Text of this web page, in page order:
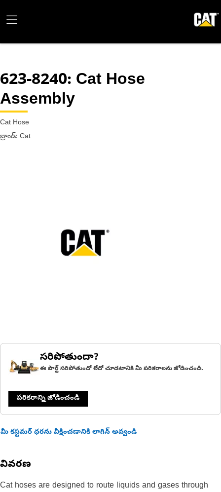
623-8240: Cat Hose
Assembly
Cat Hose
బ్రాండ్: Cat
సరిపోతుందా?
ఈ పార్ట్ సరిపోతుందో లేదో చూడటానికి మీ పరికరాలను జోడించండి.
పరికరాన్ని జోడించండి
మీ కస్టమర్ ధరను వీక్షించడానికి లాగిన్ అవ్వండి
వివరణ
Cat hoses are designed to route liquids and gases through